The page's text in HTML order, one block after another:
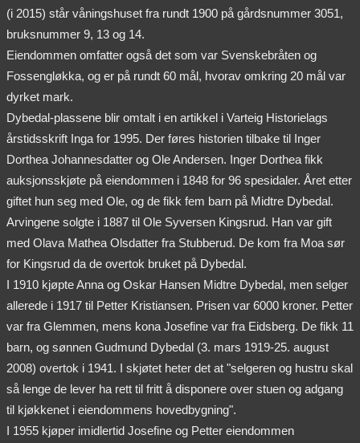
(i 2015) står våningshuset fra rundt 1900 på gårdsnummer 3051,
bruksnummer 9, 13 og 14.
Eiendommen omfatter også det som var Svenskebråten og
Fossengløkka, og er på rundt 60 mål, hvorav omkring 20 mål var
dyrket mark.
Dybedal-plassene blir omtalt i en artikkel i Varteig Historielags
årstidsskrift Inga for 1995. Der føres historien tilbake til Inger
Dorthea Johannesdatter og Ole Andersen. Inger Dorthea fikk
auksjonsskjøte på eiendommen i 1848 for 96 spesidaler. Året etter
giftet hun seg med Ole, og de fikk fem barn på Midtre Dybedal.
Arvingene solgte i 1887 til Ole Syversen Kingsrud. Han var gift
med Olava Mathea Olsdatter fra Stubberud. De kom fra Moa sør
for Kingsrud da de overtok bruket på Dybedal.
I 1910 kjøpte Anna og Oskar Hansen Midtre Dybedal, men selger
allerede i 1917 til Petter Kristiansen. Prisen var 6000 kroner. Petter
var fra Glemmen, mens kona Josefine var fra Eidsberg. De fikk 11
barn, og sønnen Gudmund Dybedal (3. mars 1919-25. august
2008) overtok i 1941. I skjøtet heter det at "selgeren og hustru skal
så lenge de lever ha rett til fritt å disponere over stuen og adgang
til kjøkkenet i eiendommens hovedbygning".
I 1955 kjøper imidlertid Josefine og Petter eiendommen